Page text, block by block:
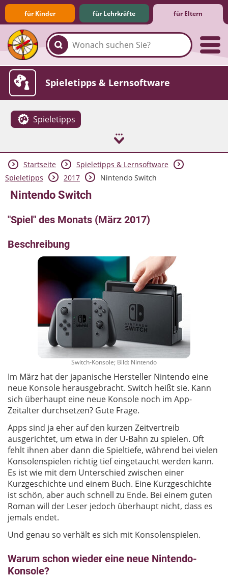
für Kinder für Lehrkräfte für Eltern
Familie & Medien
Spieletipps & Lernsoftware
Spieletipps
Die Jüngsten im Netz
Lexikon
Aktuelles
Startseite
Spieletipps & Lernsoftware
Spieletipps
2017 Nintendo Switch
Nintendo Switch
"Spiel" des Monats (März 2017)
Beschreibung
Switch-Konsole; Bild: Nintendo
Im März hat der japanische Hersteller Nintendo eine
neue Konsole herausgebracht. Switch heißt sie. Kann
sich überhaupt eine neue Konsole noch im App-
Zeitalter durchsetzen? Gute Frage.
Apps sind ja eher auf den kurzen Zeitvertreib
ausgerichtet, um etwa in der U-Bahn zu spielen. Oft
fehlt ihnen aber dann die Spieltiefe, während bei vielen
Konsolenspielen richtig tief eingetaucht werden kann.
Es ist wie mit dem Unterschied zwischen einer
Kurzgeschichte und einem Buch. Eine Kurzgeschichte
ist schön, aber auch schnell zu Ende. Bei einem guten
Roman will der Leser jedoch überhaupt nicht, dass es
jemals endet.
Und genau so verhält es sich mit Konsolenspielen.
Warum schon wieder eine neue Nintendo-
Konsole?